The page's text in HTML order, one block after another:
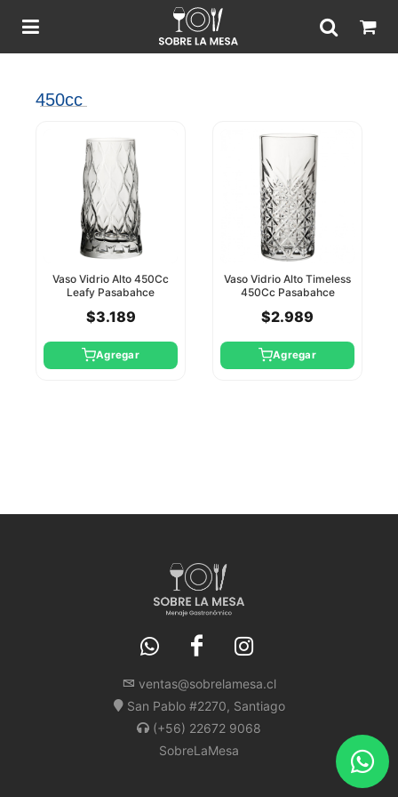
450cc
Vaso Vidrio Alto 450Cc
Leafy Pasabahce
$3.189
Agregar
Vaso Vidrio Alto Timeless
450Cc Pasabahce
$2.989
Agregar
ventas@sobrelamesa.cl
San Pablo #2270, Santiago
(+56) 22672 9068
SobreLaMesa